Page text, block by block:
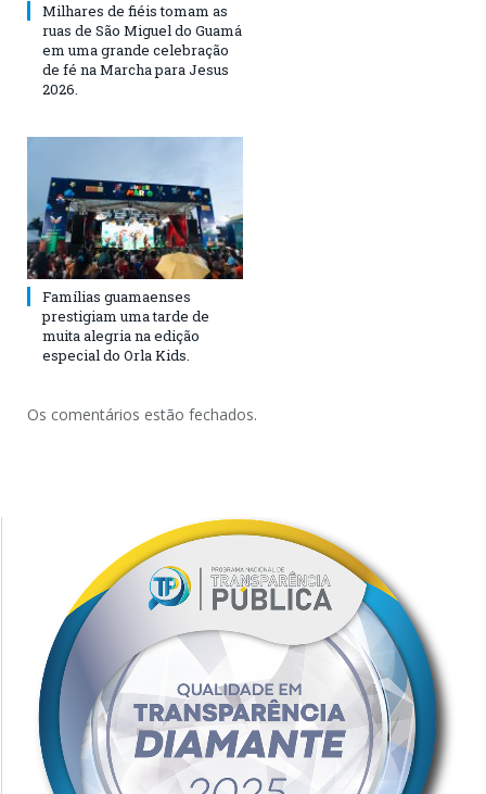
Milhares de fiéis tomam as
ruas de São Miguel do Guamá
em uma grande celebração
de fé na Marcha para Jesus
2026.
Famílias guamaenses
prestigiam uma tarde de
muita alegria na edição
especial do Orla Kids.
Os comentários estão fechados.